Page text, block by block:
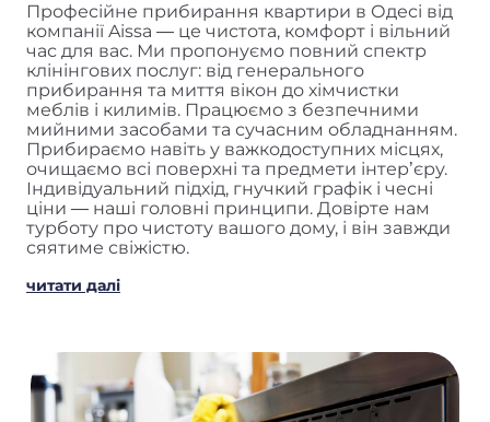
Професійне прибирання квартири в Одесі від
компанії Aissa — це чистота, комфорт і вільний
час для вас. Ми пропонуємо повний спектр
клінінгових послуг: від генерального
прибирання та миття вікон до хімчистки
меблів і килимів. Працюємо з безпечними
мийними засобами та сучасним обладнанням.
Прибираємо навіть у важкодоступних місцях,
очищаємо всі поверхні та предмети інтер’єру.
Індивідуальний підхід, гнучкий графік і чесні
ціни — наші головні принципи. Довірте нам
турботу про чистоту вашого дому, і він завжди
сяятиме свіжістю.
читати далі